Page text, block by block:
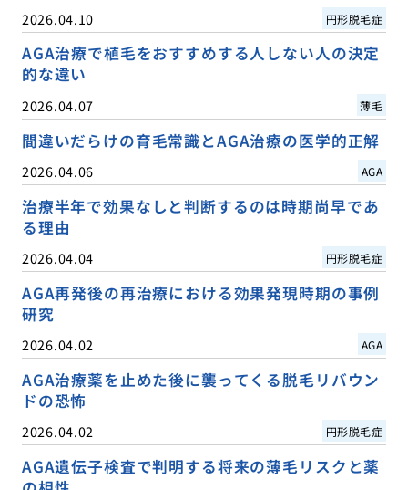
2026.04.10 円形脱毛症
AGA治療で植毛をおすすめする人しない人の決定
的な違い
2026.04.07 薄毛
間違いだらけの育毛常識とAGA治療の医学的正解
2026.04.06 AGA
治療半年で効果なしと判断するのは時期尚早であ
る理由
2026.04.04 円形脱毛症
AGA再発後の再治療における効果発現時期の事例
研究
2026.04.02 AGA
AGA治療薬を止めた後に襲ってくる脱毛リバウン
ドの恐怖
2026.04.02 円形脱毛症
AGA遺伝子検査で判明する将来の薄毛リスクと薬